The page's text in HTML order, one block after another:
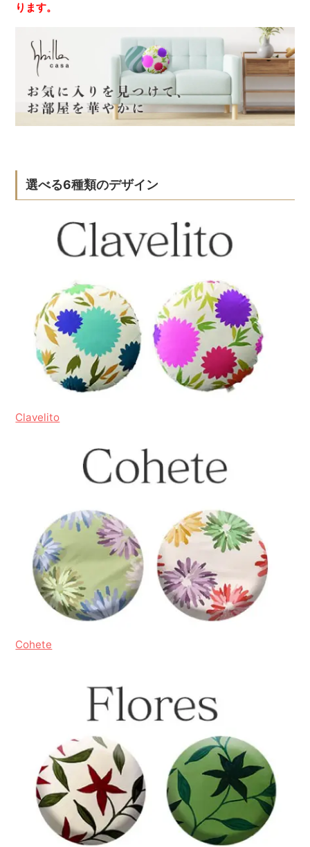
ります。
選べる6種類のデザイン
Clavelito
Cohete